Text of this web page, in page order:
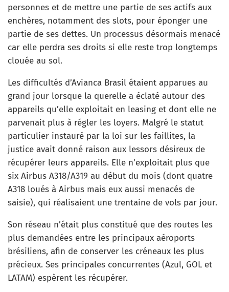
personnes et de mettre une partie de ses actifs aux
enchères, notamment des slots, pour éponger une
partie de ses dettes. Un processus désormais menacé
car elle perdra ses droits si elle reste trop longtemps
clouée au sol.
Les difficultés d’Avianca Brasil étaient apparues au
grand jour lorsque la querelle a éclaté autour des
appareils qu’elle exploitait en leasing et dont elle ne
parvenait plus à régler les loyers. Malgré le statut
particulier instauré par la loi sur les faillites, la
justice avait donné raison aux lessors désireux de
récupérer leurs appareils. Elle n’exploitait plus que
six Airbus A318/A319 au début du mois (dont quatre
A318 loués à Airbus mais eux aussi menacés de
saisie), qui réalisaient une trentaine de vols par jour.
Son réseau n’était plus constitué que des routes les
plus demandées entre les principaux aéroports
brésiliens, afin de conserver les créneaux les plus
précieux. Ses principales concurrentes (Azul, GOL et
LATAM) espèrent les récupérer.